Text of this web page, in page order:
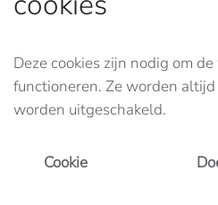
Deze cookies zijn nodig om
functioneren. Ze worden
worden uitgeschakeld.
Cookie